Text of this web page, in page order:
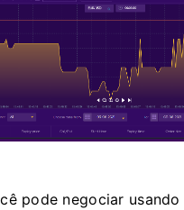
pode negociar usando